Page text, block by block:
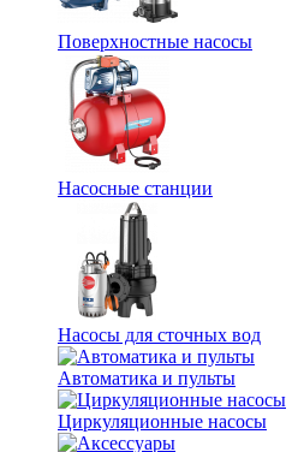
Поверхностные насосы
Насосные станции
Насосы для сточных вод
Автоматика и пульты
Циркуляционные насосы